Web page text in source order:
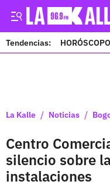
Tendencias:
La Kalle / Noticias /
Centro
silencio sobre
instalaciones